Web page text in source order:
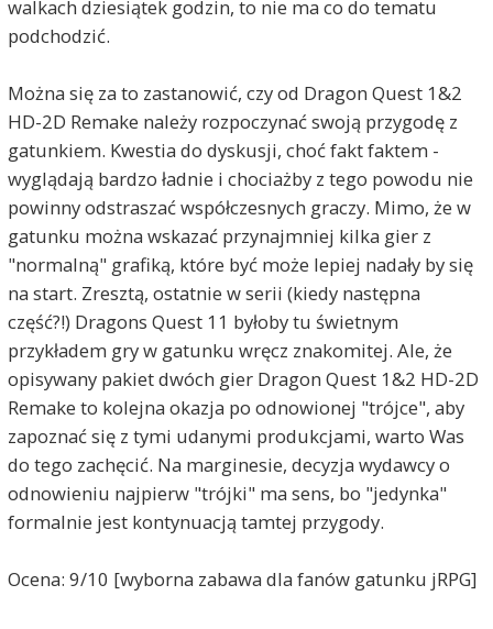
walkach dziesiątek godzin, to nie ma co do tematu
podchodzić.
Można się za to zastanowić, czy od Dragon Quest 1&2
HD-2D Remake należy rozpoczynać swoją przygodę z
gatunkiem. Kwestia do dyskusji, choć fakt faktem -
wyglądają bardzo ładnie i chociażby z tego powodu nie
powinny odstraszać współczesnych graczy. Mimo, że w
gatunku można wskazać przynajmniej kilka gier z
"normalną" grafiką, które być może lepiej nadały by się
na start. Zresztą, ostatnie w serii (kiedy następna
część?!) Dragons Quest 11 byłoby tu świetnym
przykładem gry w gatunku wręcz znakomitej. Ale, że
opisywany pakiet dwóch gier Dragon Quest 1&2 HD-2D
Remake to kolejna okazja po odnowionej "trójce", aby
zapoznać się z tymi udanymi produkcjami, warto Was
do tego zachęcić. Na marginesie, decyzja wydawcy o
odnowieniu najpierw "trójki" ma sens, bo "jedynka"
formalnie jest kontynuacją tamtej przygody.
Ocena: 9/10 [wyborna zabawa dla fanów gatunku jRPG]